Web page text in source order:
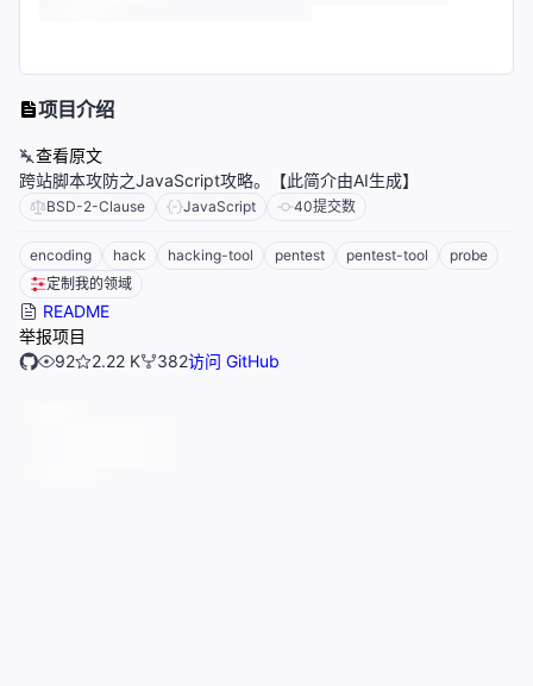
项目介绍
查看原文
跨站脚本攻防之JavaScript攻略。【此简介由AI生成】
BSD-2-Clause JavaScript 40提交数
encoding hack hacking-tool pentest pentest-tool
probe
定制我的领域
README
举报项目
92
2.22 K 382访问 GitHub